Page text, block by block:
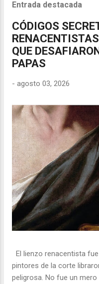
Entrada destacada
CÓDIGOS
QUE
PAPAS
- agosto 03, 2026
El lienzo renacentista
pintores de la corte
peligrosa. No fue un